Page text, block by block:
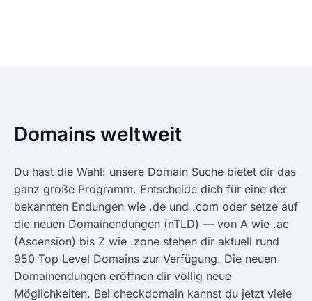
Domains weltweit
Du hast die Wahl: unsere Domain Suche bietet dir das
ganz große Programm. Entscheide dich für eine der
bekannten Endungen wie .de und .com oder setze auf
die neuen Domainendungen (nTLD) — von A wie .ac
(Ascension) bis Z wie .zone stehen dir aktuell rund
950 Top Level Domains zur Verfügung. Die neuen
Domainendungen eröffnen dir völlig neue
Möglichkeiten. Bei checkdomain kannst du jetzt viele